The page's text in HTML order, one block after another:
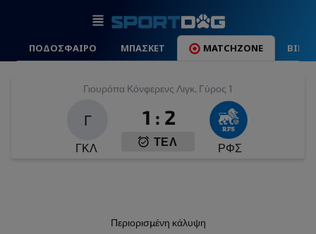
ΠΟΔΟΣΦΑΙΡΟ ΜΠΑΣΚΕΤ MATCHZONE
Γιουρόπα Κόνφερενς Λιγκ, Γύρος 1
Γ
ΓΚΛ
1 : 2
ΤΕΛ ΡΦΣ
Περιορισμένη κάλυψη